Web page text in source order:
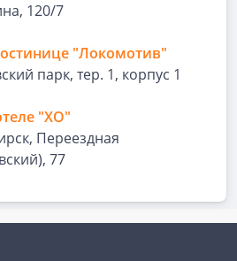
120/7
"Локомотив"
парк, тер. 1, корпус 1
"ХО"
Переездная
77